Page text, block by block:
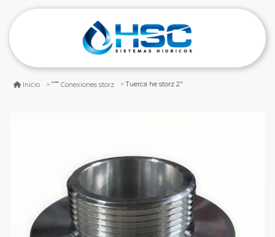
Inicio Conexiones storz Tuerca he storz 2"